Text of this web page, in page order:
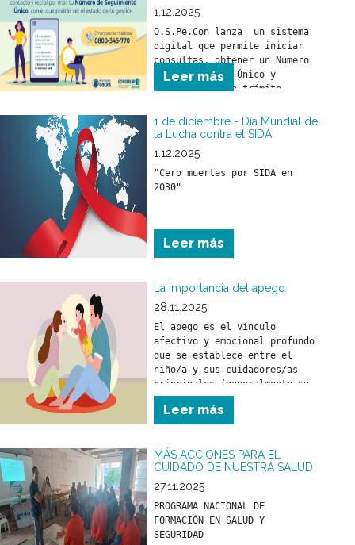
1.12.2025
O.S.Pe.Con lanza  un sistema
digital que permite iniciar
consultas, obtener un Número
de Seguimiento Único y
monitorear cada trámite
transparencia y mejor
atención para todos los
Leer más
1 de diciembre - Día Mundial de
la Lucha contra el SIDA
1.12.2025
"Cero muertes por SIDA en
2030"
Leer más
La importancia del apego
28.11.2025
El apego es el vínculo
afectivo y emocional profundo
que se establece entre el
niño/a y sus cuidadores/as
principales (generalmente su
madre y/o padre) desde los
primeros meses de vida.
Leer más
MÁS ACCIONES PARA EL
CUIDADO DE NUESTRA SALUD
27.11.2025
PROGRAMA NACIONAL DE
FORMACIÓN EN SALUD Y
SEGURIDAD